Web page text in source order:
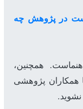
در پژوهش چه
همچنین،
همکاران پژوهشی
نشوید.